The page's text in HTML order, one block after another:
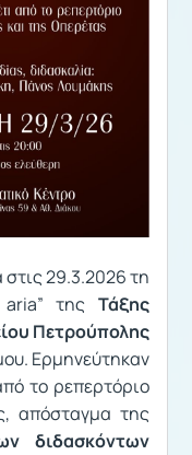
29.3.2026 τη
της Τάξης
Πετρούπολης
Ερμηνεύτηκαν
το ρεπερτόριο
απόσταγμα της
διδασκόντων